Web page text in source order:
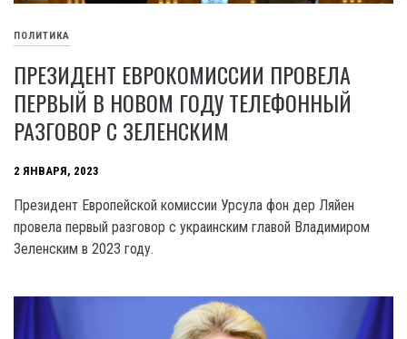
ПОЛИТИКА
ПРЕЗИДЕНТ ЕВРОКОМИССИИ ПРОВЕЛА
ПЕРВЫЙ В НОВОМ ГОДУ ТЕЛЕФОННЫЙ
РАЗГОВОР С ЗЕЛЕНСКИМ
2 ЯНВАРЯ, 2023
Президент Европейской комиссии Урсула фон дер Ляйен
провела первый разговор с украинским главой Владимиром
Зеленским в 2023 году.